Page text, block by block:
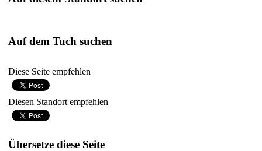
Auf dem Tuch suchen
Diese Seite empfehlen
Diesen Standort empfehlen
Übersetze diese Seite